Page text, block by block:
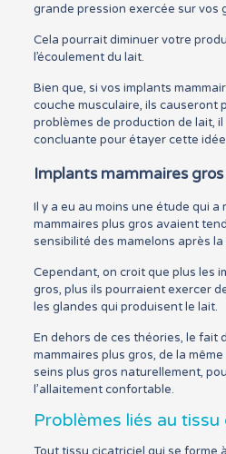
grande pression exercée sur vos
Cela pourrait diminuer votre
l’écoulement du lait.
Bien que, si vos implants
couche musculaire, ils causeront
problèmes de production de lait, il
concluante pour étayer cette
Implants mammaires
Il y a eu au moins une étude qui
mammaires plus gros avaient
sensibilité des mamelons après
Cependant, on croit que plus les
gros, plus ils pourraient exercer
les glandes qui produisent le lait.
En dehors de ces théories, le fait
mammaires plus gros, de la
seins plus gros naturellement,
l’allaitement confortable.
Problèmes liés au tissu
Tout tissu cicatriciel qui se forme